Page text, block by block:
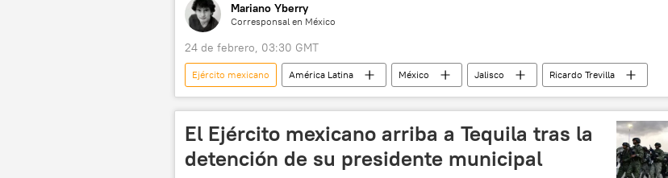
Mariano Yberry
Corresponsal en México
24 de febrero, 03:30 GMT
Ejército mexicano América Latina México Jalisco
Ricardo Trevilla
Nemesio Oseguera Cervantes (El Mencho)
seguridad Sinaloa
CJNG
El Ejército mexicano arriba a Tequila tras la
detención de su presidente municipal